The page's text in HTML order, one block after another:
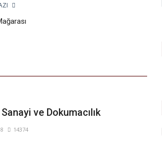
ve Dokumacılık
14374